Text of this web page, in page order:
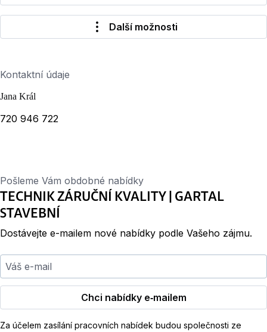
Další možnosti
Kontaktní údaje
Jana Král
720 946 722
Pošleme Vám obdobné nabídky
TECHNIK ZÁRUČNÍ KVALITY | GARTAL
STAVEBNÍ
Dostávejte e-mailem nové nabídky podle Vašeho zájmu.
Váš e-mail
Chci nabídky e‑mailem
Za účelem zasílání pracovních nabídek budou společnosti ze